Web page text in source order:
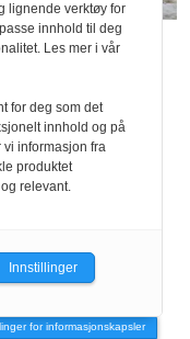
for informasjonskapsler
lignende verktøy for
innhold til deg
Les mer i vår
for deg som det
innhold og på
informasjon fra
produktet
relevant.
Innstillinger